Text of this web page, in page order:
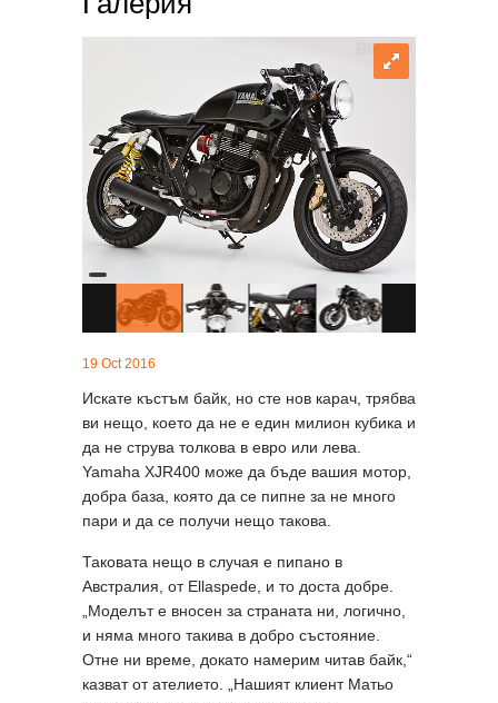
19 Oct 2016
Искате къстъм байк, но сте нов карач, трябва
ви нещо, което да не е един милион кубика и
да не струва толкова в евро или лева.
Yamaha XJR400 може да бъде вашия мотор,
добра база, която да се пипне за не много
пари и да се получи нещо такова.
Таковата нещо в случая е пипано в
Австралия, от Ellaspede, и то доста добре.
„Моделът е вносен за страната ни, логично,
и няма много такива в добро състояние.
Отне ни време, докато намерим читав байк,“
казват от ателието. „Нашият клиент Матьо